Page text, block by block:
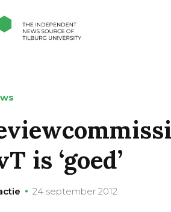
is ‘goed’
24 september 2012